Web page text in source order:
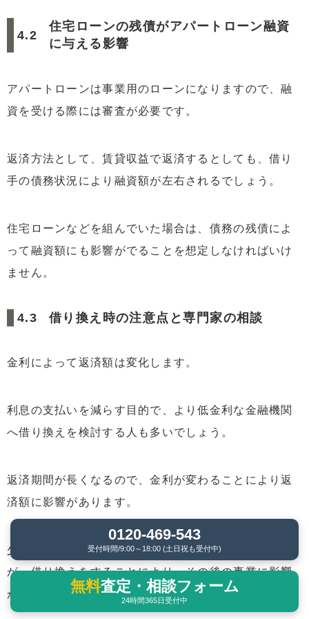
住宅ローンの残債がアパートローン融資
に与える影響
アパートローンは事業用のローンになりますので、融
資を受ける際には審査が必要です。
返済方法として、賃貸収益で返済するとしても、借り
手の債務状況により融資額が左右されるでしょう。
住宅ローンなどを組んでいた場合は、債務の残債によ
って融資額にも影響がでることを想定しなければいけ
ません。
借り換え時の注意点と専門家の相談
金利によって返済額は変化します。
利息の支払いを減らす目的で、より低金利な金融機関
へ借り換えを検討する人も多いでしょう。
返済期間が長くなるので、金利が変わることにより返
済額に影響があります。
少しでも返済額を減らしたい気持ちは理解できます
が、借り換えをすることにより、その後の事業に影響
がでるかもしれません。
0120-469-543
受付時間/9:00～18:00 (土日祝も受付中)
無料査定・相談フォーム
24時間365日受付中